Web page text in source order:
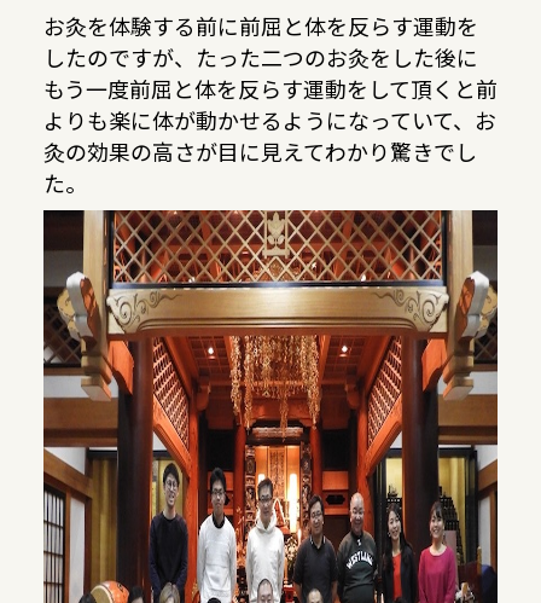
お灸を体験する前に前屈と体を反らす運動を
したのですが、たった二つのお灸をした後に
もう一度前屈と体を反らす運動をして頂くと前
よりも楽に体が動かせるようになっていて、お
灸の効果の高さが目に見えてわかり驚きでし
た。